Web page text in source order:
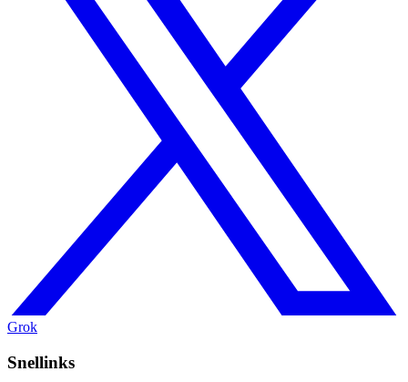
Grok
Snellinks